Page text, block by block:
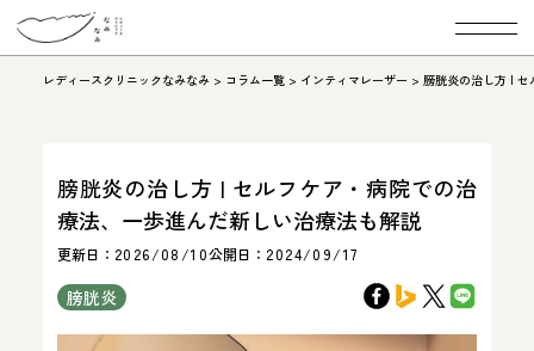
レディースクリニックなみなみ> コラム一覧> インティマレーザー > 膀胱炎の治し方 | セ
膀胱炎の治し方 | セルフケア・病院での治
療法、一歩進んだ新しい治療法も解説
更新日： 2026/08/10公開日： 2024/09/17
膀胱炎